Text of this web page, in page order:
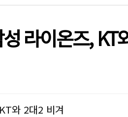
라이온즈, KT
와 2대2 비겨